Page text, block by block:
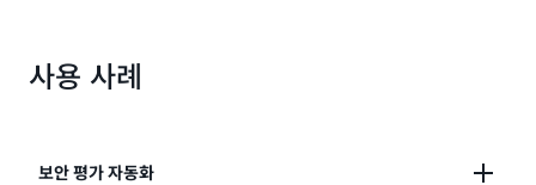
사용 사례
보안 평가 자동화